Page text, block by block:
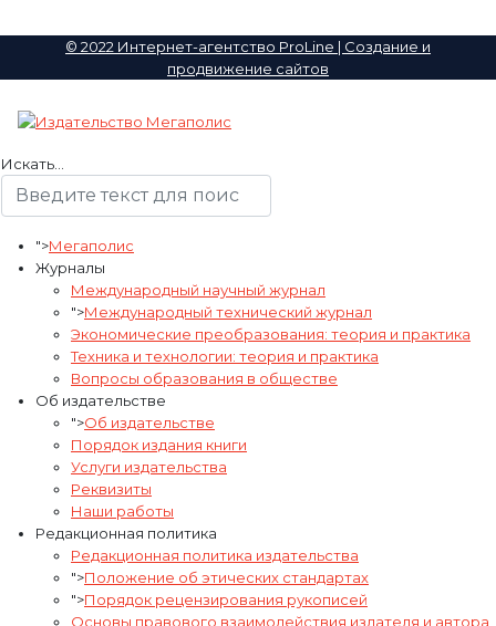
© 2022 Интернет-агентство ProLine | Создание и
продвижение сайтов
Искать...
">Мегаполис
Журналы
Международный научный журнал
">Международный технический журнал
Экономические преобразования: теория и практика
Техника и технологии: теория и практика
Вопросы образования в обществе
Об издательстве
">Об издательстве
Порядок издания книги
Услуги издательства
Реквизиты
Наши работы
Редакционная политика
Редакционная политика издательства
">Положение об этических стандартах
">Порядок рецензирования рукописей
Основы правового взаимодействия издателя и автора